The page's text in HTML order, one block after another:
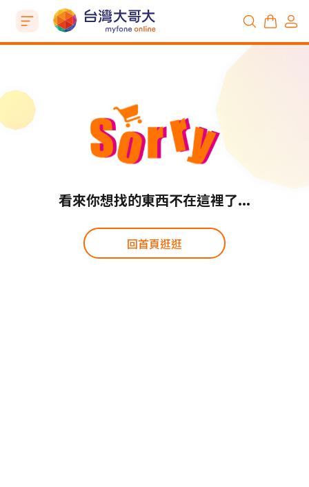
看來你想找的東西不在這裡了...
回首頁逛逛